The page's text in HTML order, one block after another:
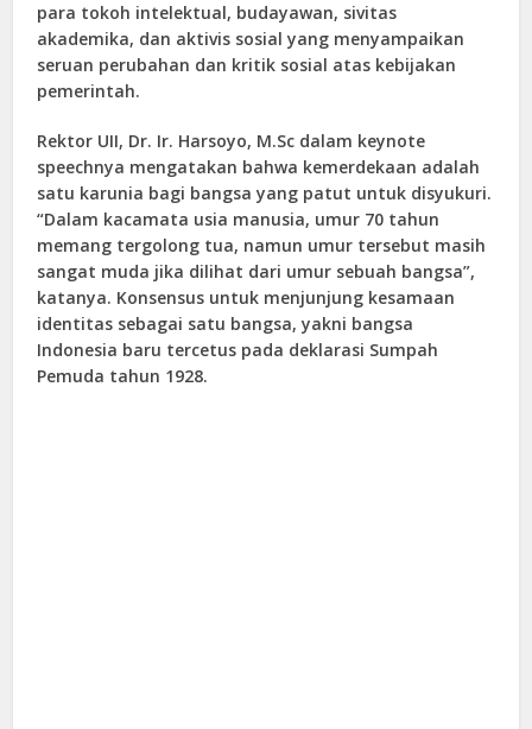
para tokoh intelektual, budayawan, sivitas
akademika, dan aktivis sosial yang menyampaikan
seruan perubahan dan kritik sosial atas kebijakan
pemerintah.
Rektor UII, Dr. Ir. Harsoyo, M.Sc dalam keynote
speechnya mengatakan bahwa kemerdekaan adalah
satu karunia bagi bangsa yang patut untuk disyukuri.
“Dalam kacamata usia manusia, umur 70 tahun
memang tergolong tua, namun umur tersebut masih
sangat muda jika dilihat dari umur sebuah bangsa”,
katanya. Konsensus untuk menjunjung kesamaan
identitas sebagai satu bangsa, yakni bangsa
Indonesia baru tercetus pada deklarasi Sumpah
Pemuda tahun 1928.